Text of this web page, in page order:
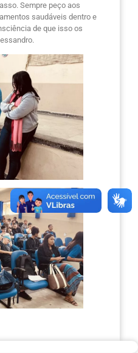
Sempre peço aos
saudáveis dentro e
de que isso os